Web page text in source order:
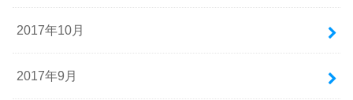
2017年10月
2017年9月